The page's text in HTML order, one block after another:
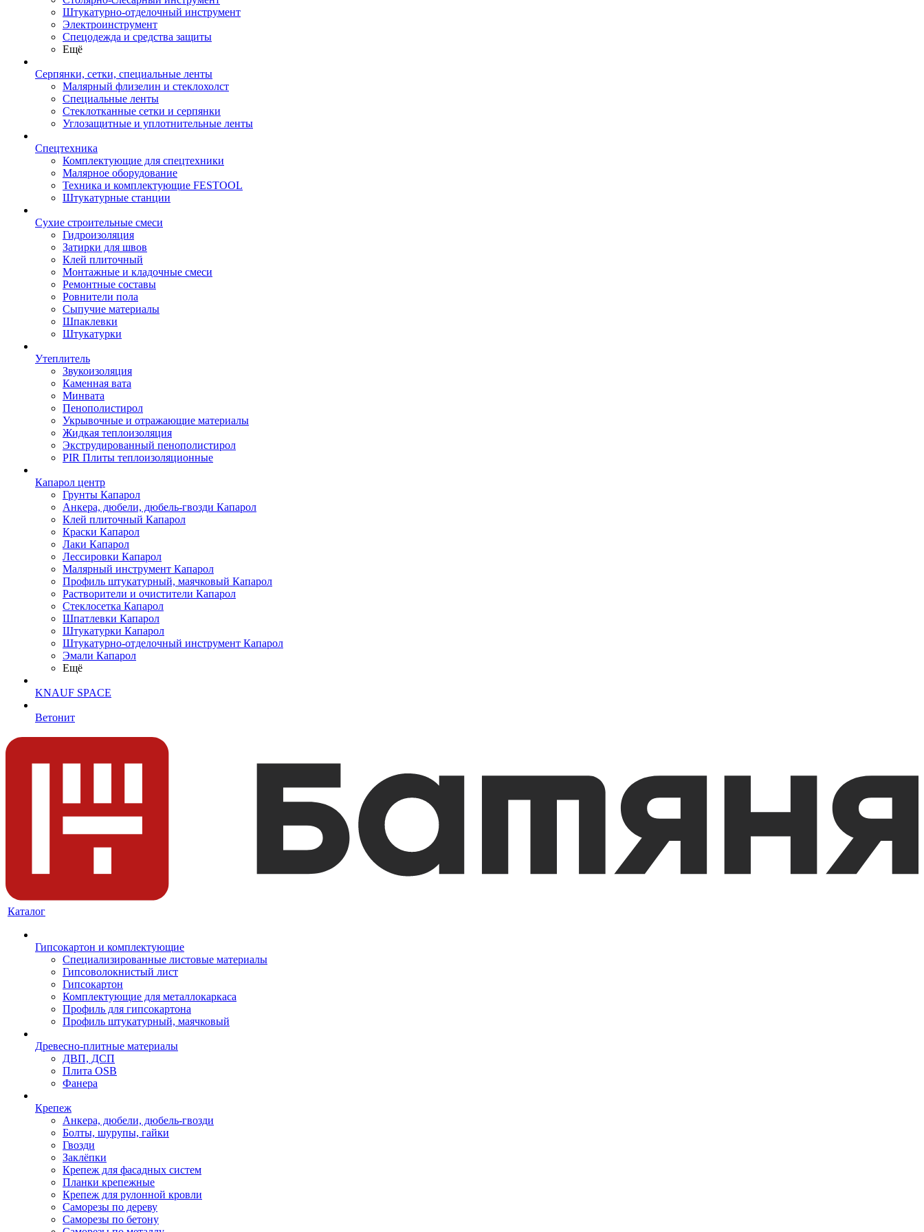
Штукатурно-отделочный инструмент
Электроинструмент
Спецодежда и средства защиты
Ещё
Серпянки, сетки, специальные ленты
Малярный флизелин и стеклохолст
Специальные ленты
Стеклотканные сетки и серпянки
Углозащитные и уплотнительные ленты
Спецтехника
Комплектующие для спецтехники
Малярное оборудование
Техника и комплектующие FESTOOL
Штукатурные станции
Сухие строительные смеси
Гидроизоляция
Затирки для швов
Клей плиточный
Монтажные и кладочные смеси
Ремонтные составы
Ровнители пола
Сыпучие материалы
Шпаклевки
Штукатурки
Утеплитель
Звукоизоляция
Каменная вата
Минвата
Пенополистирол
Укрывочные и отражающие материалы
Жидкая теплоизоляция
Экструдированный пенополистирол
PIR Плиты теплоизоляционные
Капарол центр
Грунты Капарол
Анкера, дюбели, дюбель-гвозди Капарол
Клей плиточный Капарол
Краски Капарол
Лаки Капарол
Лессировки Капарол
Малярный инструмент Капарол
Профиль штукатурный, маячковый Капарол
Растворители и очистители Капарол
Cтеклосетка Капарол
Шпатлевки Капарол
Штукатурки Капарол
Штукатурно-отделочный инструмент Капарол
Эмали Капарол
Ещё
KNAUF SPACE
Ветонит
Каталог
Гипсокартон и комплектующие
Специализированные листовые материалы
Гипсоволокнистый лист
Гипсокартон
Комплектующие для металлокаркаса
Профиль для гипсокартона
Профиль штукатурный, маячковый
Древесно-плитные материалы
ДВП, ДСП
Плита OSB
Фанера
Крепеж
Анкера, дюбели, дюбель-гвозди
Болты, шурупы, гайки
Гвозди
Заклёпки
Крепеж для фасадных систем
Планки крепежные
Крепеж для рулонной кровли
Саморезы по дереву
Саморезы по бетону